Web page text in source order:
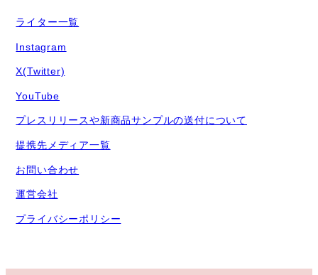
ライター一覧
Instagram
X(Twitter)
YouTube
プレスリリースや新商品サンプルの送付について
提携先メディア一覧
お問い合わせ
運営会社
プライバシーポリシー